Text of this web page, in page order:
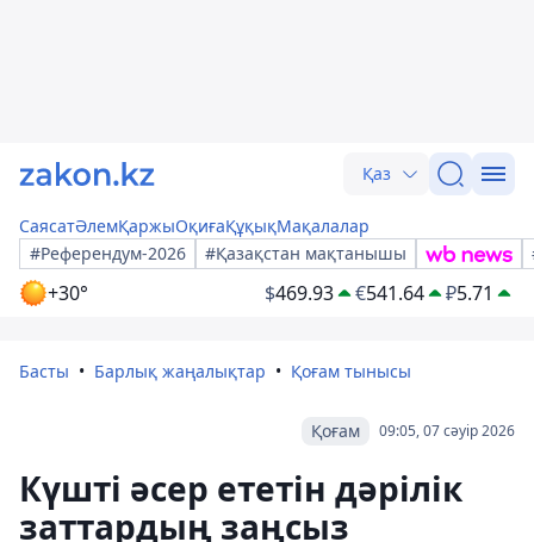
Қаз
СаясатӘлемҚаржыОқиғаҚұқықМақалалар
#Референдум-2026
#Қазақстан мақтанышы
+30° $469.93 €541.64 ₽5.71
Басты Барлық жаңалықтар Қоғам тынысы
09:05, 07 сәуір 2026
Қоғам
Күшті әсер ететін дәрілік
заттардың заңсыз